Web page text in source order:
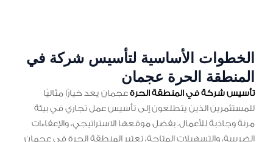
الخطوات الأساسية لتأسيس شركة في
المنطقة الحرة عجمان
تأسيس شركة في المنطقة الحرةعجمان يعد خيارًا مثاليًا
للمستثمرين الذين يتطلعون إلى تأسيس عمل تجاري في بيئة
مرنة وجاذبة للأعمال. بفضل موقعها الاستراتيجي، والإعفاءات
الضريبية، والتسهيلات المتاحة، تعتبر المنطقة الحرة في عجمان